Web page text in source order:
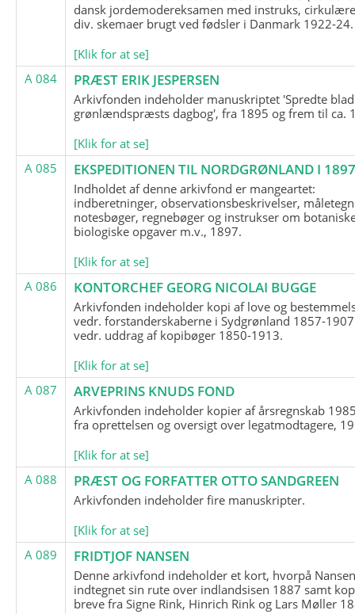
dansk jordemodereksamen med instruks,
div. skemaer brugt ved fødsler i Danmark 1922-24.
[Klik for at se]
A 084
PRÆST ERIK JESPERSEN
Arkivfonden indeholder manuskriptet 'Spredte
grønlændspræsts dagbog', fra 1895 og frem til ca.
[Klik for at se]
A 085
EKSPEDITIONEN TIL NORDGRØNLAND I
Indholdet af denne arkivfond er mangeartet:
indberetninger, observationsbeskrivelser,
notesbøger, regnebøger og instrukser om
biologiske opgaver m.v., 1897.
[Klik for at se]
A 086
KONTORCHEF GEORG NICOLAI BUGGE
Arkivfonden indeholder kopi af love og
vedr. forstanderskaberne i Sydgrønland 1857-
vedr. uddrag af kopibøger 1850-1913.
[Klik for at se]
A 087
ARVEPRINS KNUDS FOND
Arkivfonden indeholder kopier af årsregnskab
fra oprettelsen og oversigt over legatmodtagere,
[Klik for at se]
A 088
PRÆST OG FORFATTER OTTO SANDGREEN
Arkivfonden indeholder fire manuskripter.
[Klik for at se]
A 089
FRIDTJOF NANSEN
Denne arkivfond indeholder et kort, hvorpå
indtegnet sin rute over indlandsisen 1887 samt
breve fra Signe Rink, Hinrich Rink og Lars Møller